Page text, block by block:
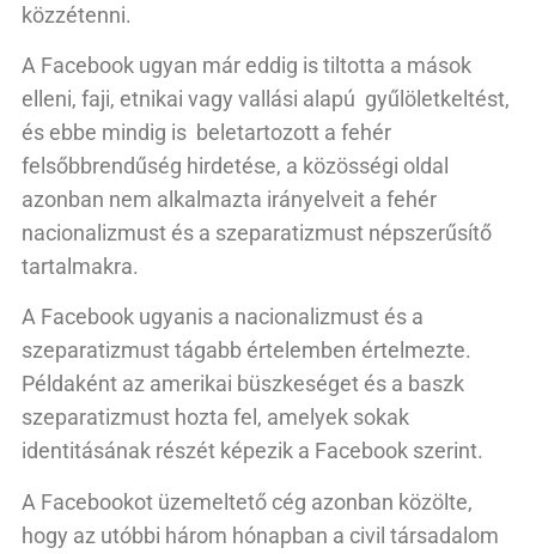
közzétenni.
A Facebook ugyan már eddig is tiltotta a mások
elleni, faji, etnikai vagy vallási alapú gyűlöletkeltést,
és ebbe mindig is beletartozott a fehér
felsőbbrendűség hirdetése, a közösségi oldal
azonban nem alkalmazta irányelveit a fehér
nacionalizmust és a szeparatizmust népszerűsítő
tartalmakra.
A Facebook ugyanis a nacionalizmust és a
szeparatizmust tágabb értelemben értelmezte.
Példaként az amerikai büszkeséget és a baszk
szeparatizmust hozta fel, amelyek sokak
identitásának részét képezik a Facebook szerint.
A Facebookot üzemeltető cég azonban közölte,
hogy az utóbbi három hónapban a civil társadalom